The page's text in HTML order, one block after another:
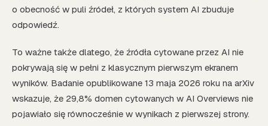
o obecność w puli źródeł, z których system AI zbuduje
odpowiedź.
To ważne także dlatego, że źródła cytowane przez AI nie
pokrywają się w pełni z klasycznym pierwszym ekranem
wyników. Badanie opublikowane 13 maja 2026 roku na arXiv
wskazuje, że 29,8% domen cytowanych w AI Overviews nie
pojawiało się równocześnie w wynikach z pierwszej strony.